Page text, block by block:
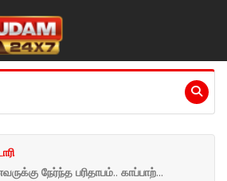
நேர்ந்த பரிதாபம்.. காப்பாற்...